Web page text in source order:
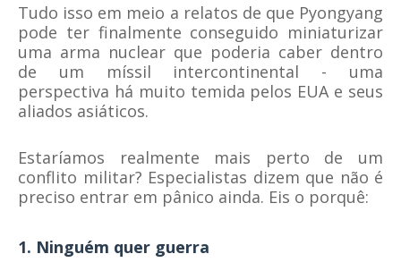
Tudo isso em meio a relatos de que Pyongyang
pode ter finalmente conseguido miniaturizar
uma arma nuclear que poderia caber dentro
de um míssil intercontinental - uma
perspectiva há muito temida pelos EUA e seus
aliados asiáticos.
Estaríamos realmente mais perto de um
conflito militar? Especialistas dizem que não é
preciso entrar em pânico ainda. Eis o porquê:
1. Ninguém quer guerra